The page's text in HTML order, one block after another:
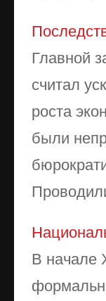
Главной
считал
роста
были
В начале